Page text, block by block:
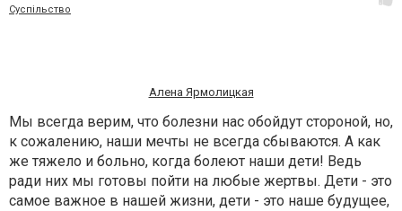
Суспільство
Алена Ярмолицкая
Мы всегда верим, что болезни нас обойдут стороной, но,
к сожалению, наши мечты не всегда сбываются. А как
же тяжело и больно, когда болеют наши дети! Ведь
ради них мы готовы пойти на любые жертвы. Дети - это
самое важное в нашей жизни, дети - это наше будущее,